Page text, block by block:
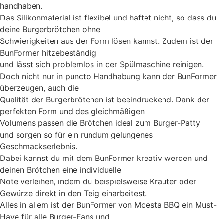
handhaben.
Das Silikonmaterial ist flexibel und haftet nicht, so dass du
deine Burgerbrötchen ohne
Schwierigkeiten aus der Form lösen kannst. Zudem ist der
BunFormer hitzebeständig
und lässt sich problemlos in der Spülmaschine reinigen.
Doch nicht nur in puncto Handhabung kann der BunFormer
überzeugen, auch die
Qualität der Burgerbrötchen ist beeindruckend. Dank der
perfekten Form und des gleichmäßigen
Volumens passen die Brötchen ideal zum Burger-Patty
und sorgen so für ein rundum gelungenes
Geschmackserlebnis.
Dabei kannst du mit dem BunFormer kreativ werden und
deinen Brötchen eine individuelle
Note verleihen, indem du beispielsweise Kräuter oder
Gewürze direkt in den Teig einarbeitest.
Alles in allem ist der BunFormer von Moesta BBQ ein Must-
Have für alle Burger-Fans und